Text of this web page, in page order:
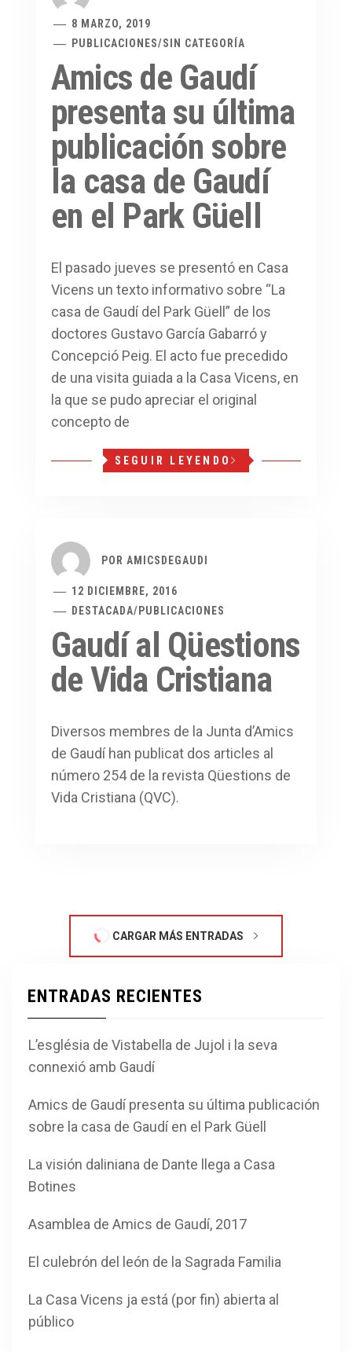
8 MARZO, 2019
PUBLICACIONES/SIN CATEGORÍA
Amics de Gaudí
presenta su última
publicación sobre
la casa de Gaudí
en el Park Güell
El pasado jueves se presentó en Casa
Vicens un texto informativo sobre “La
casa de Gaudí del Park Güell” de los
doctores Gustavo García Gabarró y
Concepció Peig. El acto fue precedido
de una visita guiada a la Casa Vicens, en
la que se pudo apreciar el original
concepto de
SEGUIR LEYENDO
POR AMICSDEGAUDI
12 DICIEMBRE, 2016
DESTACADA/ PUBLICACIONES
Gaudí al Qüestions
de Vida Cristiana
Diversos membres de la Junta d’Amics
de Gaudí han publicat dos articles al
número 254 de la revista Qüestions de
Vida Cristiana (QVC).
CARGAR MÁS ENTRADAS
ENTRADAS RECIENTES
L’església de Vistabella de Jujol i la seva
connexió amb Gaudí
Amics de Gaudí presenta su última publicación
sobre la casa de Gaudí en el Park Güell
La visión daliniana de Dante llega a Casa
Botines
Asamblea de Amics de Gaudí, 2017
El culebrón del león de la Sagrada Familia
La Casa Vicens ja está (por fin) abierta al
público